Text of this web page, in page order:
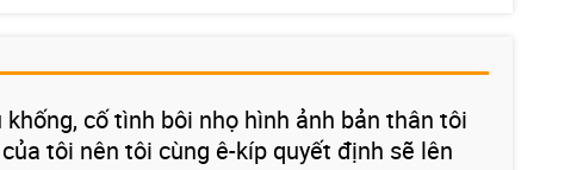
khống, cố tình bôi nhọ hình ảnh bản thân tôi
tôi nên tôi cùng ê-kíp quyết định sẽ lên